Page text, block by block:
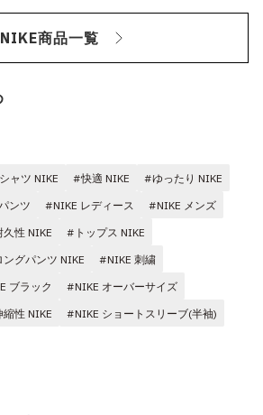
NIKE商品一覧
ャツ NIKE #快適 NIKE
#ゆったり NIKE
ンツ #NIKE レディース
#NIKE メンズ
性 NIKE
#トップス NIKE
グパンツ NIKE
#NIKE 刺繍
ブラック
#NIKE オーバーサイズ
性 NIKE #NIKE ショートスリーブ(半袖)